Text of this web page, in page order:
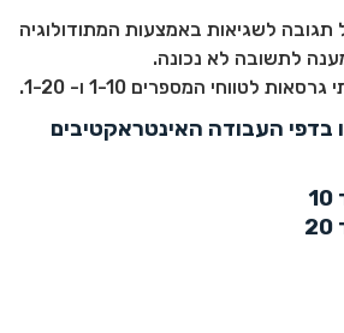
תגובה לשגיאות באמצעות המתודולוגיה
לתשובה לא נכונה.
לטווחי המספרים 1-10 ו- 1-20.
בדפי העבודה האינטראקטיבים